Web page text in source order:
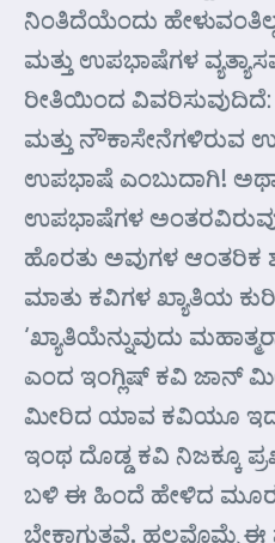
ನಿಂತಿದೆಯೆಂದು
ಮತ್ತು ಉಪಭಾಷೆಗಳ
ರೀತಿಯಿಂದ
ಮತ್ತು ನೌಕಾಸೇನೆಗಳಿರುವ
ಉಪಭಾಷೆ ಎಂಬುದಾಗಿ!
ಉಪಭಾಷೆಗಳ
ಹೊರತು ಅವುಗಳ ಆಂತರಿಕ
ಮಾತು ಕವಿಗಳ ಖ್ಯಾತಿಯ
‘ಖ್ಯಾತಿಯೆನ್ನುವುದು
ಎಂದ ಇಂಗ್ಲಿಷ್ ಕವಿ ಜಾನ್
ಮೀರಿದ ಯಾವ ಕವಿಯೂ
ಇಂಥ ದೊಡ್ಡ ಕವಿ ನಿಜಕ್ಕೂ
ಬಳಿ ಈ ಹಿಂದೆ ಹೇಳಿದ
ಬೇಕಾಗುತ್ತವೆ. ಹಲವೊಮ್ಮೆ